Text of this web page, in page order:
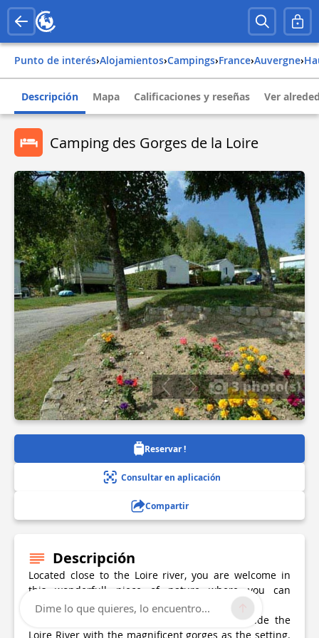
Punto de interés› Alojamientos› Campings› france› auvergne›
Descripción Mapa Calificaciones y reseñas Ver
Camping des Gorges de la Loire
3 photo(s)
Reservar !
Consultar en aplicación
Compartir
Descripción
Located close to the Loire river, you are welcome in
this wonderfull piece of nature where you can
discover the foothills of the Auvergne
Campsite located close to Saint-Etienne, beside the
Loire River with the magnificent gorges as the setting.
Dime lo que quieres, lo encuentro...